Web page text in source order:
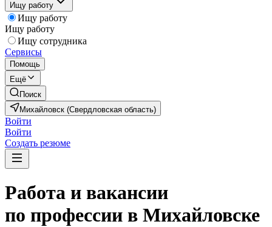
Ищу работу
Ищу работу
Ищу работу
Ищу сотрудника
Сервисы
Помощь
Ещё
Поиск
Михайловск (Свердловская область)
Войти
Войти
Создать резюме
Работа и вакансии
по профессии в Михайловске